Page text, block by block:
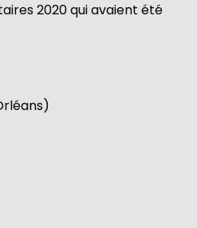
2020 qui avaient été